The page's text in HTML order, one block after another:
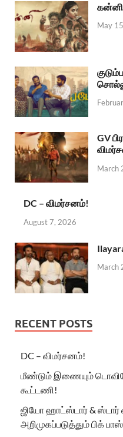
கன்னி
May
GV
March
DC – விமர்சனம்!
August 7, 2026
March
RECENT POSTS
DC – விமர்சனம்!
மீண்டும் இணையும்
கூட்டணி!
ஜியோ ஹாட்ஸ்டார் & ஸ்டார்
அறிமுகப்படுத்தும் பிக்